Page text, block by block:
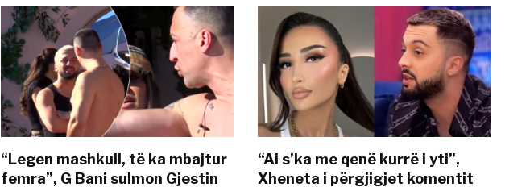
“Legen mashkull, të ka mbajtur
femra”, G Bani sulmon Gjestin
“Ai s’ka me qenë kurrë i yti”,
Xheneta i përgjigjet komentit